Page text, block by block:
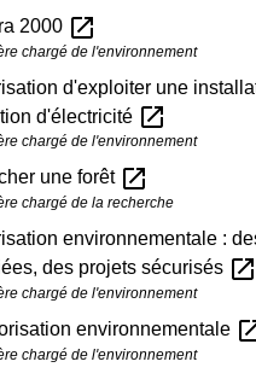
2000 open_in_new
chargé de l'environnement
d'exploiter une
d'électricité open_in_new
chargé de l'environnement
une forêt open_in_new
chargé de la recherche
environnementale :
des projets sécurisés open_in_new
chargé de l'environnement
environnementale
chargé de l'environnement